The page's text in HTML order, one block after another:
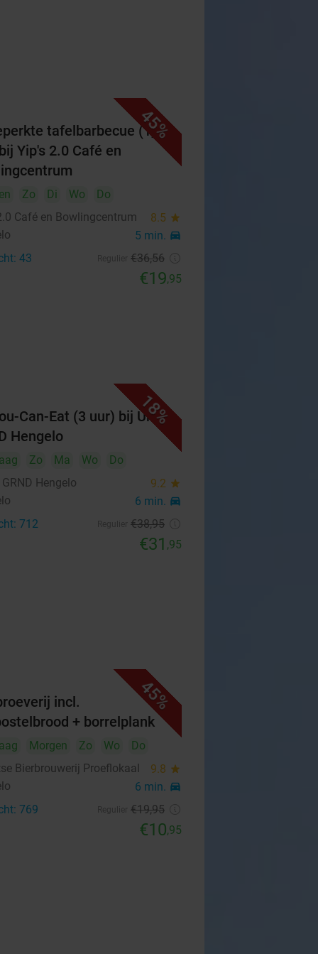
45%
tafelbarbecue (1,5
Yip's 2.0 Café en
Zo Di Wo
Do
Café en Bowlingcentrum
8.5 star
5 min. directions_car
43 €36,56
€19,95
18%
Can-Eat (3 uur) bij Urban
Hengelo
Zo Ma Wo
Do
Hengelo
9.2 star
6 min. directions_car
712 €38,95
€31 ,95
45%
incl.
+ borrelplank
Morgen Zo Wo
Do
Bierbrouwerij Proeflokaal
9.8 star
6 min. directions_car
769 €19,95
€10,95